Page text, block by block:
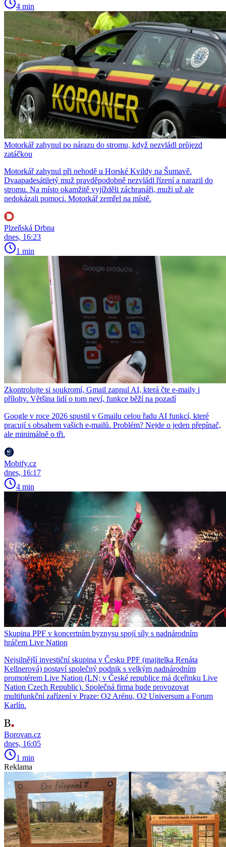
4 min
Motorkář zahynul po nárazu do stromu, když nezvládl průjezd
zatáčkou
Motorkář zahynul při nehodě u Horské Kvildy na Šumavě.
Dvaapadesátiletý muž pravděpodobně nezvládl řízení a narazil do
stromu. Na místo okamžitě vyjížděli záchranáři, muži už ale
nedokázali pomoci. Motorkář zemřel na místě.
Plzeňská Drbna
dnes, 16:23
1 min
Zkontrolujte si soukromí, Gmail zapnul AI, která čte e-maily i
přílohy. Většina lidí o tom neví, funkce běží na pozadí
Google v roce 2026 spustil v Gmailu celou řadu AI funkcí, které
pracují s obsahem vašich e-mailů. Problém? Nejde o jeden přepínač,
ale minimálně o tři.
Mobify.cz
dnes, 16:17
4 min
Skupina PPF v koncertním byznysu spojí síly s nadnárodním
hráčem Live Nation
Nejsilnější investiční skupina v Česku PPF (majitelka Renáta
Kellnerová) postaví společný podnik s velkým nadnárodním
promotérem Live Nation (LN; v České republice má dceřinku Live
Nation Czech Republic). Společná firma bude provozovat
multifunkční zařízení v Praze: O2 Arénu, O2 Universum a Forum
Karlín.
Borovan.cz
dnes, 16:05
1 min
Reklama